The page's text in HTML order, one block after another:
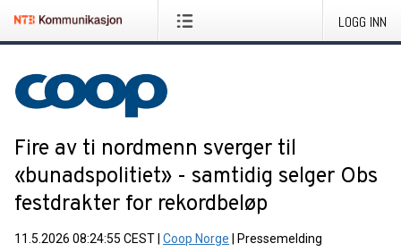
LOGG INN
Fire av ti nordmenn sverger til
«bunadspolitiet» - samtidig selger Obs
festdrakter for rekordbeløp
11.5.2026 08:24:55 CEST Coop Norge Pressemelding